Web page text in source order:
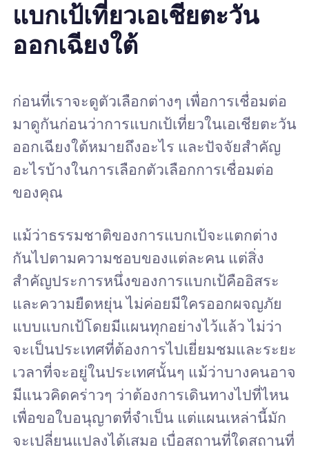
แบกเป้เที่ยวเอเชียตะวัน
ออกเฉียงใต้
ก่อนที่เราจะดูตัวเลือกต่างๆ เพื่อการเชื่อมต่อ
มาดูกันก่อนว่าการแบกเป้เที่ยวในเอเชียตะวัน
ออกเฉียงใต้หมายถึงอะไร และปัจจัยสำคัญ
อะไรบ้างในการเลือกตัวเลือกการเชื่อมต่อ
ของคุณ
แม้ว่าธรรมชาติของการแบกเป้จะแตกต่าง
กันไปตามความชอบของแต่ละคน แต่สิ่ง
สำคัญประการหนึ่งของการแบกเป้คืออิสระ
และความยืดหยุ่น ไม่ค่อยมีใครออกผจญภัย
แบบแบกเป้โดยมีแผนทุกอย่างไว้แล้ว ไม่ว่า
จะเป็นประเทศที่ต้องการไปเยี่ยมชมและระยะ
เวลาที่จะอยู่ในประเทศนั้นๆ แม้ว่าบางคนอาจ
มีแนวคิดคร่าวๆ ว่าต้องการเดินทางไปที่ไหน
เพื่อขอใบอนุญาตที่จำเป็น แต่แผนเหล่านี้มัก
จะเปลี่ยนแปลงได้เสมอ เบื่อสถานที่ใดสถานที่